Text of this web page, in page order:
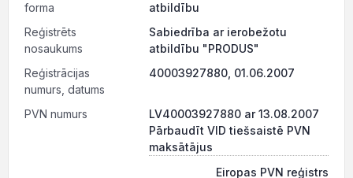
forma
atbildību
Reģistrēts
nosaukums
Sabiedrība ar ierobežotu
atbildību "PRODUS"
Reģistrācijas
numurs, datums
40003927880, 01.06.2007
PVN numurs
LV40003927880 ar 13.08.2007
Pārbaudīt VID tiešsaistē PVN
maksātājus
Eiropas PVN reģistrs